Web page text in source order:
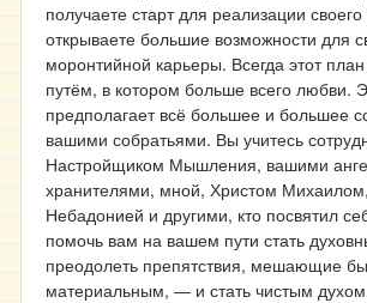
получаете старт для реализации
открываете большие возможности для
моронтийной карьеры. Всегда этот
путём, в котором больше всего любви.
предполагает всё большее и большее
вашими собратьями. Вы учитесь
Настройщиком Мышления, вашими
хранителями, мной, Христом
Небадонией и другими, кто посвятил
помочь вам на вашем пути стать
преодолеть препятствия, мешающие
материальным, ― и стать чистым